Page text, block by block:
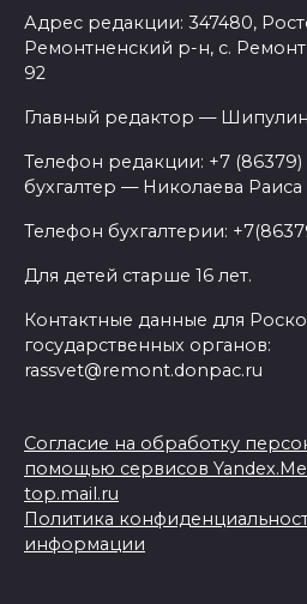
Адрес редакции: 347480,
Ремонтненский р-н, с.
92
Главный редактор —
Телефон редакции: +7 (86379)
бухгалтер — Николаева
Телефон бухгалтерии:
Для детей старше 16 лет.
Контактные данные для
государственных органов:
rassvet@remont.donpac.ru
Согласие на обработку
помощью сервисов
top.mail.ru
Политика
информации